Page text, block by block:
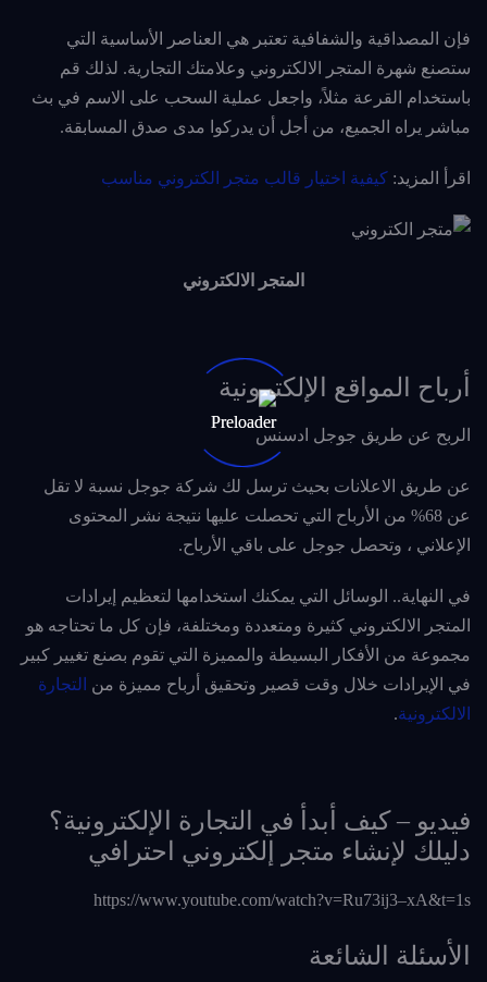
فإن المصداقية والشفافية تعتبر هي العناصر الأساسية التي
ستصنع شهرة المتجر الالكتروني وعلامتك التجارية. لذلك قم
باستخدام القرعة مثلاً، واجعل عملية السحب على الاسم في بث
مباشر يراه الجميع، من أجل أن يدركوا مدى صدق المسابقة.
اقرأ المزيد: كيفية اختيار قالب متجر الكتروني مناسب
المتجر الالكتروني
أرباح المواقع الإلكترونية
الربح عن طريق جوجل ادسنس
عن طريق الاعلانات بحيث ترسل لك شركة جوجل نسبة لا تقل
عن 68% من الأرباح التي تحصلت عليها نتيجة نشر المحتوى
الإعلاني ، وتحصل جوجل على باقي الأرباح.
في النهاية.. الوسائل التي يمكنك استخدامها لتعظيم إيرادات
المتجر الالكتروني كثيرة ومتعددة ومختلفة، فإن كل ما تحتاجه هو
مجموعة من الأفكار البسيطة والمميزة التي تقوم بصنع تغيير كبير
في الإيرادات خلال وقت قصير وتحقيق أرباح مميزة من التجارة
الالكترونية.
فيديو – كيف أبدأ في التجارة الإلكترونية؟
دليلك لإنشاء متجر إلكتروني احترافي
https://www.youtube.com/watch?v=Ru73ij3–xA&t=1s
الأسئلة الشائعة